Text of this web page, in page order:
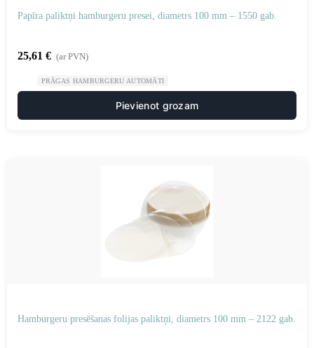
Papīra paliktņi hamburgeru presei, diametrs 100 mm – 1550 gab.
25,61 € (ar PVN)
PRĀGAS HAMBURGERU AUTOMĀTI
Pievienot grozam
Hamburgeru presēšanas folijas paliktņi, diametrs 100 mm – 2122 gab.